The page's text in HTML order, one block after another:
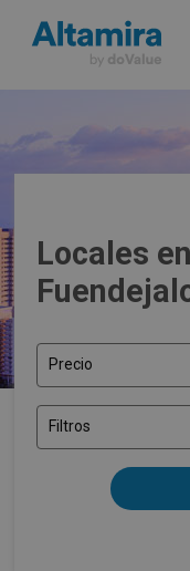
Locales
Precio
Filtros